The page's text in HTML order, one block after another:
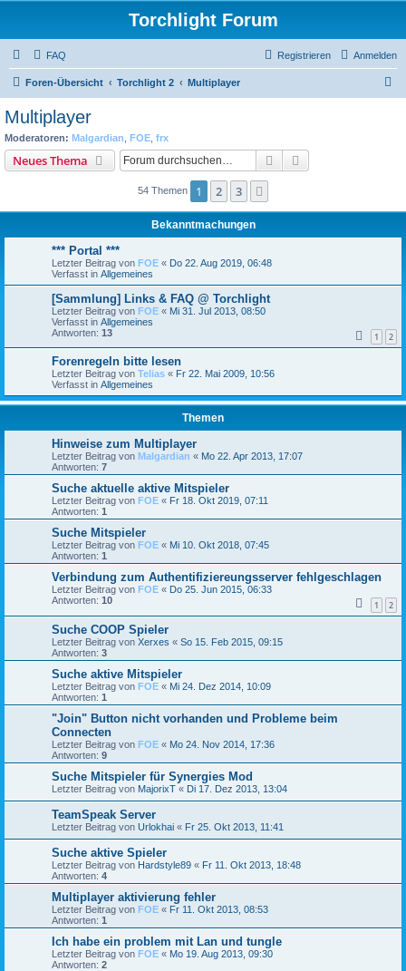
Torchlight Forum
FAQ Anmelden
Registrieren
Foren-Übersicht Torchlight 2 Multiplayer
Multiplayer
Moderatoren: Malgardian FOE frx
Neues Thema Suche
54 Themen 1 2 3
Bekanntmachungen
*** Portal ***
Letzter Beitrag von FOE « Do 22. Aug 2019, 06:48
Verfasst in Allgemeines
[Sammlung] Links & FAQ @ Torchlight
Letzter Beitrag von FOE « Mi 31. Jul 2013, 08:50
Verfasst in Allgemeines
Antworten: 13 1 2
Forenregeln bitte lesen
Letzter Beitrag von Telias « Fr 22. Mai 2009, 10:56
Verfasst in Allgemeines
Themen
Hinweise zum Multiplayer
Letzter Beitrag von Malgardian « Mo 22. Apr 2013, 17:07
Antworten: 7
Suche aktuelle aktive Mitspieler
Letzter Beitrag von FOE « Fr 18. Okt 2019, 07:11
Antworten: 1
Suche Mitspieler
Letzter Beitrag von FOE « Mi 10. Okt 2018, 07:45
Antworten: 1
Verbindung zum Authentifiziereungsserver fehlgeschlagen
Letzter Beitrag von FOE « Do 25. Jun 2015, 06:33
Antworten: 10 1 2
Suche COOP Spieler
Letzter Beitrag von Xerxes « So 15. Feb 2015, 09:15
Antworten: 3
Suche aktive Mitspieler
Letzter Beitrag von FOE « Mi 24. Dez 2014, 10:09
Antworten: 1
"Join" Button nicht vorhanden und Probleme beim
Connecten
Letzter Beitrag von FOE « Mo 24. Nov 2014, 17:36
Antworten: 9
Suche Mitspieler für Synergies Mod
Letzter Beitrag von MajorixT « Di 17. Dez 2013, 13:04
TeamSpeak Server
Letzter Beitrag von Urlokhai « Fr 25. Okt 2013, 11:41
Suche aktive Spieler
Letzter Beitrag von Hardstyle89 « Fr 11. Okt 2013, 18:48
Antworten: 4
Multiplayer aktivierung fehler
Letzter Beitrag von FOE « Fr 11. Okt 2013, 08:53
Antworten: 1
Ich habe ein problem mit Lan und tungle
Letzter Beitrag von FOE « Mo 19. Aug 2013, 09:30
Antworten: 2